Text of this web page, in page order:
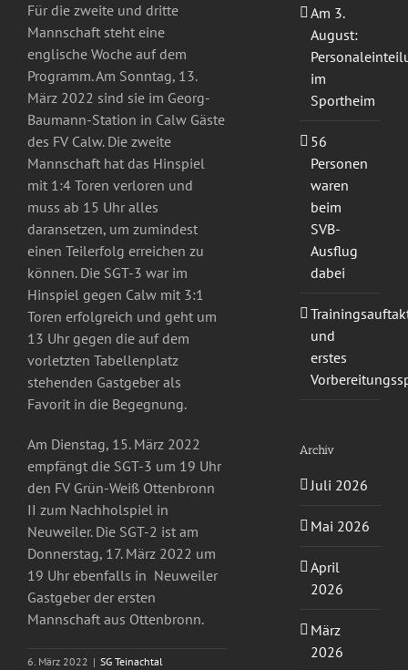
Für die zweite und dritte
Mannschaft steht eine
englische Woche auf dem
Programm. Am Sonntag, 13.
März 2022 sind sie im Georg-
Baumann-Station in Calw Gäste
des FV Calw. Die zweite
Mannschaft hat das Hinspiel
mit 1:4 Toren verloren und
muss ab 15 Uhr alles
daransetzen, um zumindest
einen Teilerfolg erreichen zu
können. Die SGT-3 war im
Hinspiel gegen Calw mit 3:1
Toren erfolgreich und geht um
13 Uhr gegen die auf dem
vorletzten Tabellenplatz
stehenden Gastgeber als
Favorit in die Begegnung.
Am Dienstag, 15. März 2022
empfängt die SGT-3 um 19 Uhr
den FV Grün-Weiß Ottenbronn
II zum Nachholspiel in
Neuweiler. Die SGT-2 ist am
Donnerstag, 17. März 2022 um
19 Uhr ebenfalls in Neuweiler
Gastgeber der ersten
Mannschaft aus Ottenbronn.
6. März 2022 | SG Teinachtal
Am 3.
August:
im
Sportheim
56
Personen
waren
beim
SVB-
Ausflug
dabei
und
erstes
Archiv
Juli 2026
Mai 2026
April
2026
März
2026